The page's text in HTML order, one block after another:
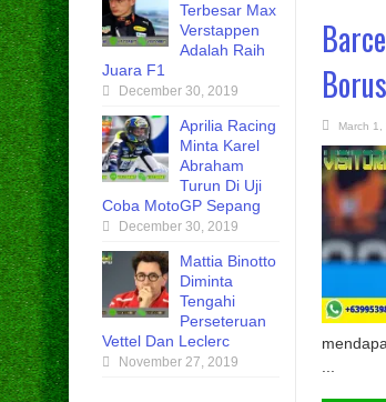
March 1,
Terbesar Max
Verstappen
Adalah Raih
Juara F1
December 30, 2019
Aprilia Racing
Minta Karel
Abraham
Turun Di Uji
Coba MotoGP Sepang
December 30, 2019
Mattia Binotto
Diminta
Tengahi
Perseteruan
Vettel Dan Leclerc
November 27, 2019